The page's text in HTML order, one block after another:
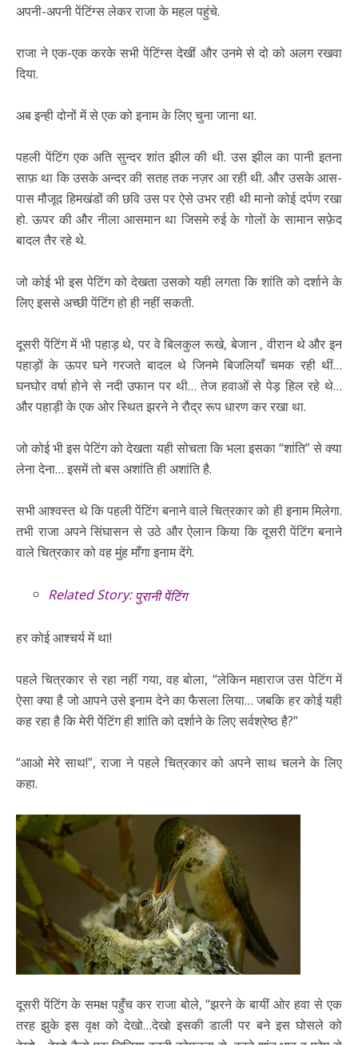
अपनी-अपनी पेंटिंग्स लेकर राजा के महल पहुंचे.
राजा ने एक-एक करके सभी पेंटिंग्स देखीं और उनमे से दो को अलग रखवा
दिया.
अब इन्ही दोनों में से एक को इनाम के लिए चुना जाना था.
पहली पेंटिंग एक अति सुन्दर शांत झील की थी. उस झील का पानी इतना
साफ़ था कि उसके अन्दर की सतह तक नज़र आ रही थी. और उसके आस-
पास मौजूद हिमखंडों की छवि उस पर ऐसे उभर रही थी मानो कोई दर्पण रखा
हो. ऊपर की और नीला आसमान था जिसमे रुई के गोलों के सामान सफ़ेद
बादल तैर रहे थे.
जो कोई भी इस पेटिंग को देखता उसको यही लगता कि शांति को दर्शाने के
लिए इससे अच्छी पेंटिंग हो ही नहीं सकती.
दूसरी पेंटिंग में भी पहाड़ थे, पर वे बिलकुल रूखे, बेजान , वीरान थे और इन
पहाड़ों के ऊपर घने गरजते बादल थे जिनमे बिजलियाँ चमक रही थीं…
घनघोर वर्षा होने से नदी उफान पर थी… तेज हवाओं से पेड़ हिल रहे थे…
और पहाड़ी के एक ओर स्थित झरने ने रौद्र रूप धारण कर रखा था.
जो कोई भी इस पेटिंग को देखता यही सोचता कि भला इसका “शांति” से क्या
लेना देना… इसमें तो बस अशांति ही अशांति है.
सभी आश्वस्त थे कि पहली पेंटिंग बनाने वाले चित्रकार को ही इनाम मिलेगा.
तभी राजा अपने सिंघासन से उठे और ऐलान किया कि दूसरी पेंटिंग बनाने
वाले चित्रकार को वह मुंह माँगा इनाम देंगे.
Related Story: पुरानी पेंटिंग
हर कोई आश्चर्य में था!
पहले चित्रकार से रहा नहीं गया, वह बोला, “लेकिन महाराज उस पेटिंग में
ऐसा क्या है जो आपने उसे इनाम देने का फैसला लिया… जबकि हर कोई यही
कह रहा है कि मेरी पेंटिंग ही शांति को दर्शाने के लिए सर्वश्रेष्ठ है?”
“आओ मेरे साथ!”, राजा ने पहले चित्रकार को अपने साथ चलने के लिए
कहा.
दूसरी पेंटिंग के समक्ष पहुँच कर राजा बोले, “झरने के बायीं ओर हवा से एक
तरह झुके इस वृक्ष को देखो…देखो इसकी डाली पर बने इस घोसले को